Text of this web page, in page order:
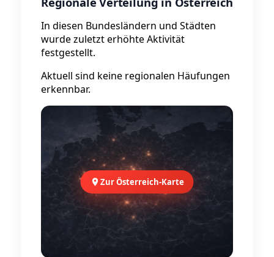
In diesen Bundesländern und Städten
wurde zuletzt erhöhte Aktivität
festgestellt.
Aktuell sind keine regionalen Häufungen
erkennbar.
Zur Österreich-Karte